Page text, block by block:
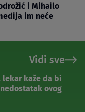
i Mihailo
im neće
Vidi sve
lekar kaže da bi
ovog